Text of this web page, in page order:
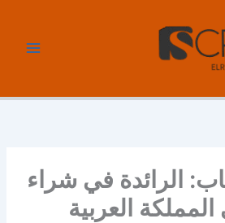
الرائدة في شراء
العربية